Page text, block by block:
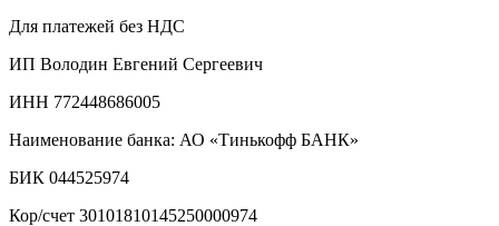
Для платежей без НДС
ИП Володин Евгений Сергеевич
ИНН 772448686005
Наименование банка: АО «Тинькофф БАНК»
БИК 044525974
Кор/счет 30101810145250000974